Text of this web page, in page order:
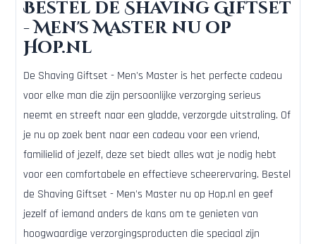
Bestel de Shaving Giftset
- Men's Master nu op
Hop.nl
De Shaving Giftset - Men's Master is het perfecte cadeau
voor elke man die zijn persoonlijke verzorging serieus
neemt en streeft naar een gladde, verzorgde uitstraling. Of
je nu op zoek bent naar een cadeau voor een vriend,
familielid of jezelf, deze set biedt alles wat je nodig hebt
voor een comfortabele en effectieve scheerervaring. Bestel
de Shaving Giftset - Men's Master nu op Hop.nl en geef
jezelf of iemand anders de kans om te genieten van
hoogwaardige verzorgingsproducten die speciaal zijn